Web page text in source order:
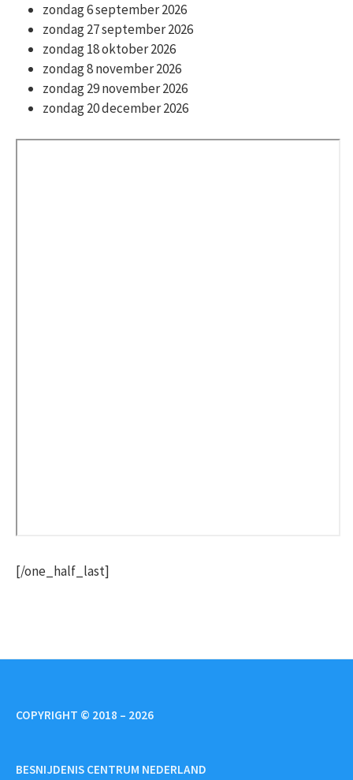
zondag 6 september 2026
zondag 27 september 2026
zondag 18 oktober 2026
zondag 8 november 2026
zondag 29 november 2026
zondag 20 december 2026
[/one_half_last]
COPYRIGHT © 2018 – 2026
BESNIJDENIS CENTRUM NEDERLAND